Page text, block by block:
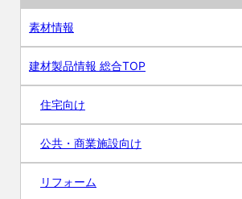
素材情報
建材製品情報 総合TOP
住宅向け
公共・商業施設向け
リフォーム